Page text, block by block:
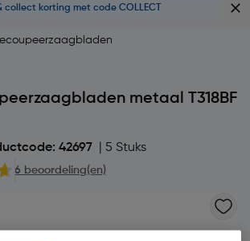
collect korting met code COLLECT
metaal T318BF
42697 | 5 Stuks
6 beoordeling(en)